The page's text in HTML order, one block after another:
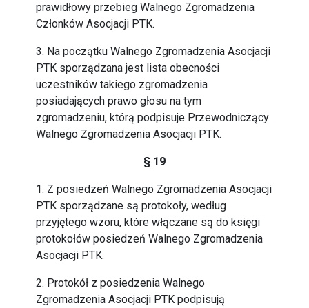
prawidłowy przebieg Walnego Zgromadzenia
Członków Asocjacji PTK.
3. Na początku Walnego Zgromadzenia Asocjacji
PTK sporządzana jest lista obecności
uczestników takiego zgromadzenia
posiadających prawo głosu na tym
zgromadzeniu, którą podpisuje Przewodniczący
Walnego Zgromadzenia Asocjacji PTK.
§ 19
1. Z posiedzeń Walnego Zgromadzenia Asocjacji
PTK sporządzane są protokoły, według
przyjętego wzoru, które włączane są do księgi
protokołów posiedzeń Walnego Zgromadzenia
Asocjacji PTK.
2. Protokół z posiedzenia Walnego
Zgromadzenia Asocjacji PTK podpisują